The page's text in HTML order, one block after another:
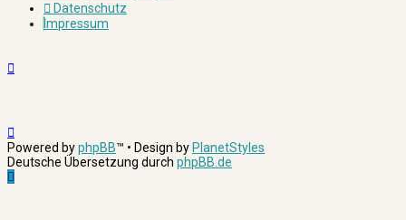
Datenschutz
Impressum
Powered byphpBB™ • Design by PlanetStyles
Deutsche Übersetzung durch phpBB.de